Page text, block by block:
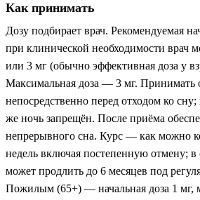
Как принимать
Дозу подбирает врач. Рекомендуемая
при клинической необходимости врач
или 3 мг (обычно эффективная доза у
Максимальная доза — 3 мг. Принимать
непосредственно перед отходом ко
же ночь запрещён. После приёма
непрерывного сна. Курс — как можно
недель включая постепенную отмену; в
может продлить до 6 месяцев под
Пожилым (65+) — начальная доза 1 мг,